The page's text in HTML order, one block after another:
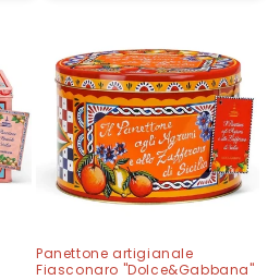
Panettone artigianale
Fiasconaro "Dolce&Gabbana"